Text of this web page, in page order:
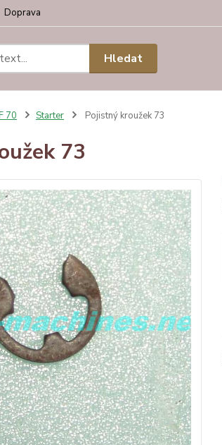
Doprava
Hledat
70 Starter Pojistný kroužek 73
73